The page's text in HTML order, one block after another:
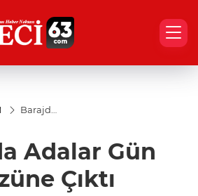
Barajda
Yüzüne
Çıktı
Adalar Gün
Çıktı